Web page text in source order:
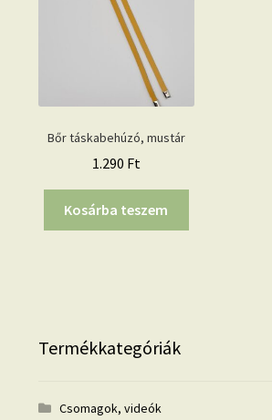
Bőr táskabehúzó, mustár
1.290 Ft
Kosárba teszem
Termékkategóriák
Csomagok, videók